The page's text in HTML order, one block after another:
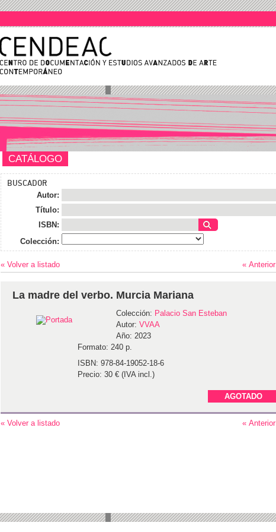
CATÁLOGO
BUSCADOR
Autor:
Título:
ISBN:
Colección:
« Volver a listado « Anterior
La madre del verbo. Murcia Mariana
Colección: Palacio San Esteban
Autor: VVAA
Año: 2023
Formato: 240 p.
ISBN: 978-84-19052-18-6
Precio: 30 € (IVA incl.)
AGOTADO
« Volver a listado « Anterior